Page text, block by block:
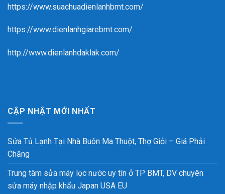
https://www.suachuadienlanhbmt.com/
https://www.dienlanhgiarebmt.com/
http://www.dienlanhdaklak.com/
CẬP NHẬT MỚI NHẤT
Sửa Tủ Lạnh Tại Nhà Buôn Ma Thuột, Thợ Giỏi – Giá Phải
Chăng
Trung tâm sửa máy lọc nước uy tín ở TP BMT, DV chuyên
sửa máy nhập khẩu Japan USA EU